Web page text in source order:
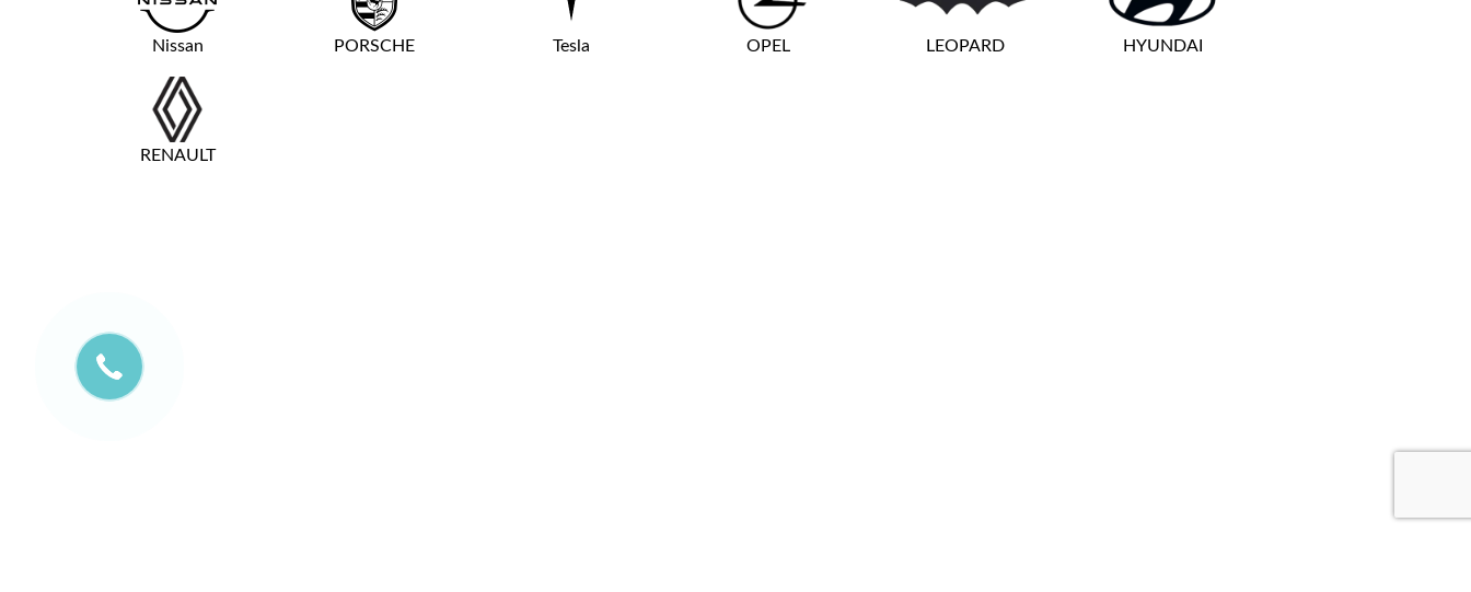
Nissan PORSCHE Tesla OPEL LEOPARD HYUNDAI
RENAULT